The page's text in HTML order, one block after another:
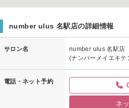
number ulus 名駅店の詳細情報
サロン名
number ulus 名駅店
(ナンバーメイエキテ
電話・ネット予約
ネ